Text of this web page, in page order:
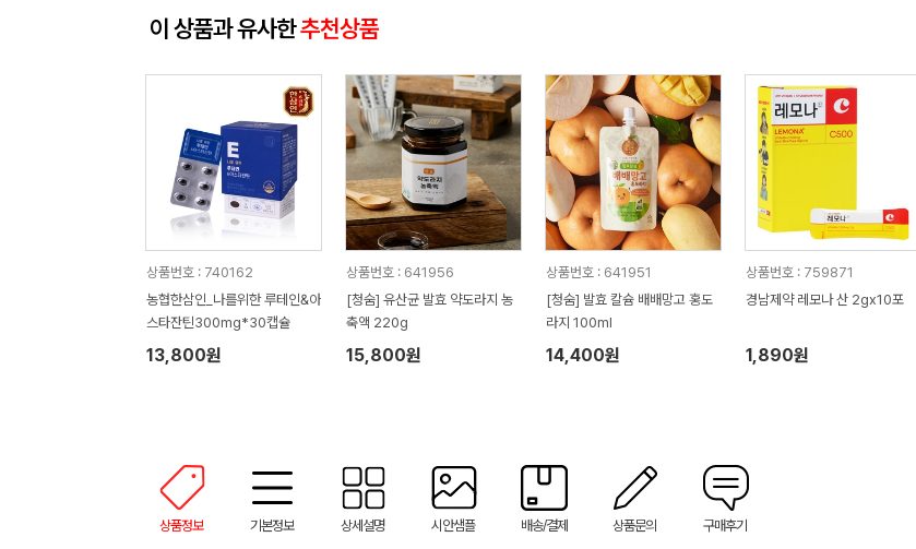
이 상품과 유사한추천상품
상품번호 : 740162
농협한삼인_나를위한 루테인&아
스타잔틴300mg*30캡슐
13,800원
상품번호 : 641956
[청숨] 유산균 발효 약도라지 농
축액 220g
15,800원
상품번호 : 641951
[청숨] 발효 칼슘 배배망고 홍도
라지 100ml
14,400원
상품번호 : 759871
경남제약 레모나 산 2gx10포
1,890원
상품정보 기본정보 상세설명 시안샘플 배송/결제 상품문의 구매후기